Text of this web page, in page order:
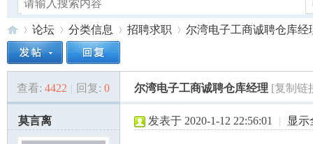
美»
论坛
›
分类信息 招聘求职
›
尔湾电子工商诚聘仓库经
查看: 4422 | 回复: 0 尔湾电子工商诚聘仓库经理 [复制链
莫言离 发表于 2020-1-12 22:56:01 | 显示